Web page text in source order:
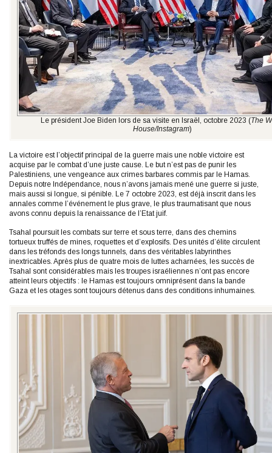
Le président Joe Biden lors de sa visite en Israël, octobre 2023 (The
House/Instagram)
La victoire est l’objectif principal de la guerre mais une noble victoire est
acquise par le combat d’une juste cause. Le but n’est pas de punir les
Palestiniens, une vengeance aux crimes barbares commis par le Hamas.
Depuis notre Indépendance, nous n’avons jamais mené une guerre si juste,
mais aussi si longue, si pénible. Le 7 octobre 2023, est déjà inscrit dans les
annales comme l’événement le plus grave, le plus traumatisant que nous
avons connu depuis la renaissance de l’Etat juif.
Tsahal poursuit les combats sur terre et sous terre, dans des chemins
tortueux truffés de mines, roquettes et d’explosifs. Des unités d’élite circulent
dans les tréfonds des longs tunnels, dans des véritables labyrinthes
inextricables. Après plus de quatre mois de luttes acharnées, les succès de
Tsahal sont considérables mais les troupes israéliennes n’ont pas encore
atteint leurs objectifs : le Hamas est toujours omniprésent dans la bande
Gaza et les otages sont toujours détenus dans des conditions inhumaines.